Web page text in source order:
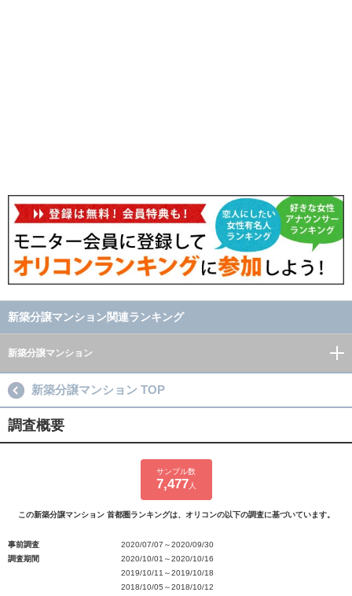
新築分譲マンション関連ランキング
新築分譲マンション
新築分譲マンション TOP
調査概要
サンプル数
7,477 人
この新築分譲マンション 首都圏ランキングは、オリコンの以下の調査に基づいています。
事前調査
2020/07/07～2020/09/30
調査期間
2020/10/01～2020/10/16
2019/10/11～2019/10/18
2018/10/05～2018/10/12